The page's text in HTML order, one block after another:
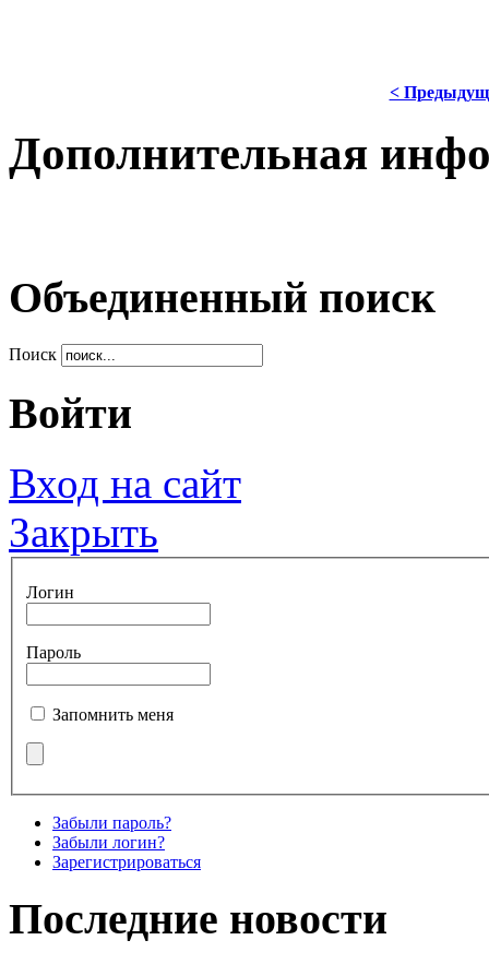
<
Дополнительная
Объединенный поиск
Поиск
Войти
Вход на сайт
Закрыть
Логин
Пароль
Запомнить меня
Забыли пароль?
Забыли логин?
Зарегистрироваться
Последние новости